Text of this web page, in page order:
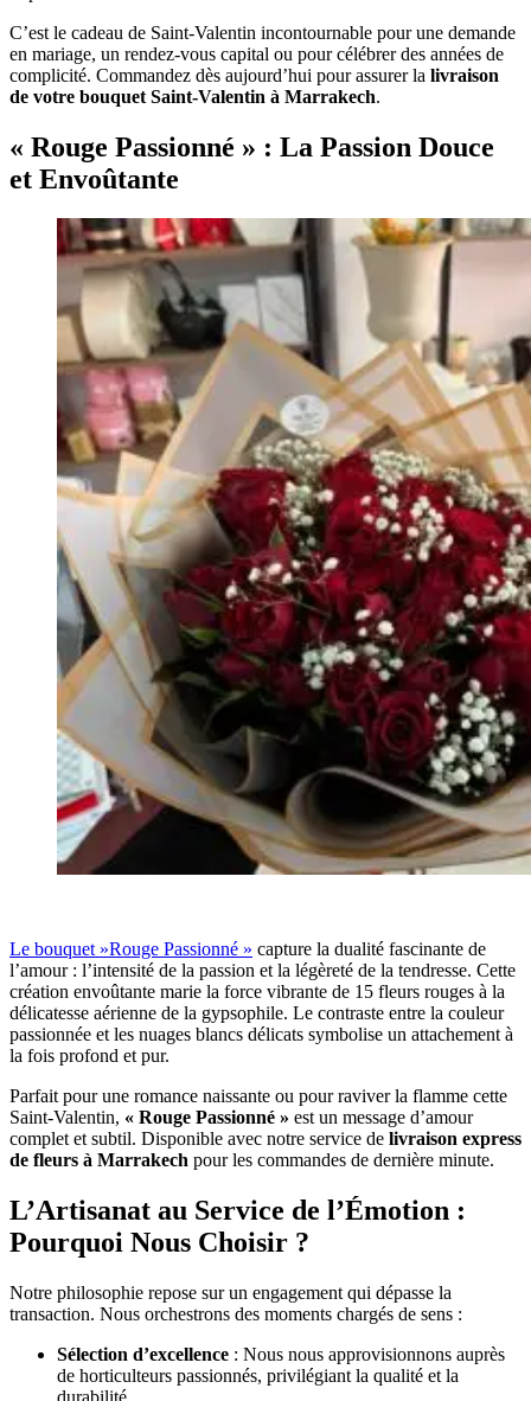
C’est le cadeau de Saint-Valentin incontournable pour une demande
en mariage, un rendez-vous capital ou pour célébrer des années de
complicité. Commandez dès aujourd’hui pour assurer la livraison
de votre bouquet Saint-Valentin à Marrakech.
« Rouge Passionné » : La Passion Douce
et Envoûtante
Le bouquet »Rouge Passionné » capture la dualité fascinante de
l’amour : l’intensité de la passion et la légèreté de la tendresse. Cette
création envoûtante marie la force vibrante de 15 fleurs rouges à la
délicatesse aérienne de la gypsophile. Le contraste entre la couleur
passionnée et les nuages blancs délicats symbolise un attachement à
la fois profond et pur.
Parfait pour une romance naissante ou pour raviver la flamme cette
Saint-Valentin, « Rouge Passionné » est un message d’amour
complet et subtil. Disponible avec notre service de livraison express
de fleurs à Marrakech pour les commandes de dernière minute.
L’Artisanat au Service de l’Émotion :
Pourquoi Nous Choisir ?
Notre philosophie repose sur un engagement qui dépasse la
transaction. Nous orchestrons des moments chargés de sens :
Sélection d’excellence : Nous nous approvisionnons auprès
de horticulteurs passionnés, privilégiant la qualité et la